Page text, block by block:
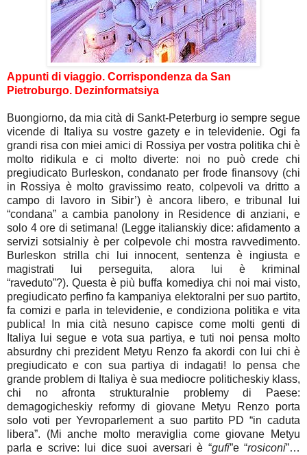
Appunti di viaggio. Corrispondenza da San
Pietroburgo. Dezinformatsiya
Buongiorno, da mia cità di Sankt-Peterburg io sempre segue
vicende di Italiya su vostre gazety e in televidenie. Ogi fa
grandi risa con miei amici di Rossiya per vostra politika chi è
molto ridikula e ci molto diverte: noi no può crede chi
pregiudicato Burleskon, condanato per frode finansovy (chi
in Rossiya è molto gravissimo reato, colpevoli va dritto a
campo di lavoro in Sibir’) è ancora libero, e tribunal lui
“condana” a cambia panolony in Residence di anziani, e
solo 4 ore di setimana! (Legge italianskiy dice: afidamento a
servizi sotsialniy è per colpevole chi mostra ravvedimento.
Burleskon strilla chi lui innocent, sentenza è ingiusta e
magistrati lui perseguita, alora lui è kriminal
“raveduto”?).Questa è più buffa komediya chi noi mai visto,
pregiudicato perfino fa kampaniya elektoralni per suo partito,
fa comizi e parla in televidenie, e condiziona politika e vita
publica! In mia cità nesuno capisce come molti genti di
Italiya lui segue e vota sua partiya, e tuti noi pensa molto
absurdny chi prezident Metyu Renzo fa akordi con lui chi è
pregiudicato e con sua partiya di indagati!
Io pensa che
grande problem di Italiya è sua mediocre politicheskiy klass,
chi no afronta strukturalnie problemy di Paese:
demagogicheskiy reformy di giovane Metyu Renzo porta
solo voti per Yevroparlement a suo partito PD “in caduta
libera”. (Mi anche molto meraviglia come giovane Metyu
parla e scrive: lui dice suoi aversari è “gufi”e “rosiconi”…